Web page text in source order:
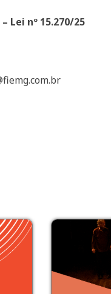
Lei nº 15.270/25